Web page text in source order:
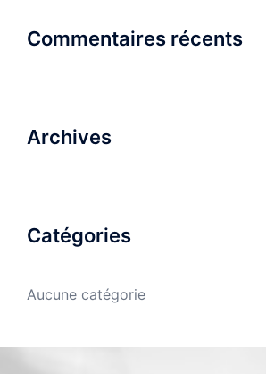
Commentaires récents
Archives
Catégories
Aucune catégorie